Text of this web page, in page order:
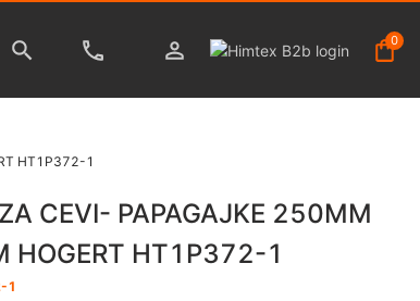
0
HT1P372-1
CEVI- PAPAGAJKE 250MM
HOGERT HT1P372-1
1